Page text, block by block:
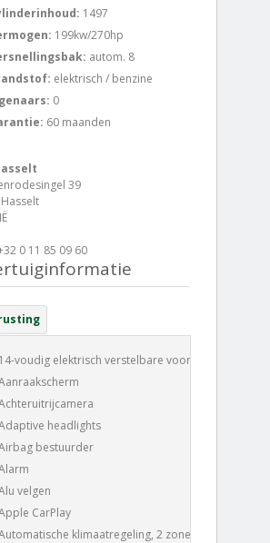
1497
199kw/270hp
autom. 8
elektrisch / benzine
0
60 maanden
39
0 11 85 09 60
14-voudig elektrisch verstelbare voorstoelen
headlights
bestuurder
velgen
CarPlay
klimaatregeling, 2 zones